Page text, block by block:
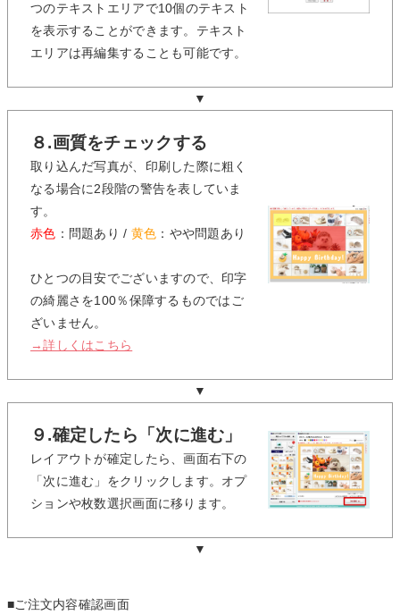
つのテキストエリアで10個のテキスト
を表示することができます。テキスト
エリアは再編集することも可能です。
▼
８.画質をチェックする
取り込んだ写真が、印刷した際に粗く
なる場合に2段階の警告を表していま
す。
赤色 ：問題あり / 黄色 ：やや問題あり
ひとつの目安でございますので、印字
の綺麗さを100％保障するものではご
ざいません。
→詳しくはこちら
▼
９.確定したら「次に進む」
レイアウトが確定したら、画面右下の
「次に進む」をクリックします。オプ
ションや枚数選択画面に移ります。
▼
■ご注文内容確認画面